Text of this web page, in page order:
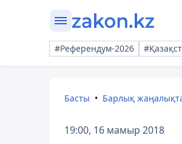
#Референдум-2026
Басты Барлық
19:00, 16 мамыр 2018